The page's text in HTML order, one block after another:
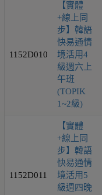
1152D010
【實體
+線上同
步】韓語
快易通情
境活用4
級週六上
午班
(TOPIK
1~2級)
1152D011
【實體
+線上同
步】韓語
快易通情
境活用5
級週四晚